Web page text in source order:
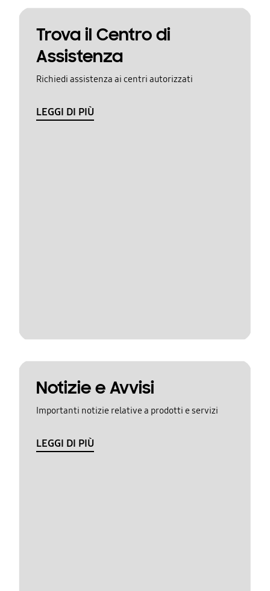
Trova il Centro di
Assistenza
Richiedi assistenza ai centri autorizzati
LEGGI DI PIÙ
Notizie e Avvisi
Importanti notizie relative a prodotti e servizi
LEGGI DI PIÙ